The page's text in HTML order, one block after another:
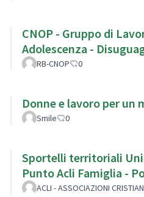
CNOP - Gruppo di
Adolescenza -
RB-CNOP 0
Donne e lavoro per un
Smile 0
Sportelli territoriali
Punto Acli Famiglia -
ACLI - ASSOCIAZIONI